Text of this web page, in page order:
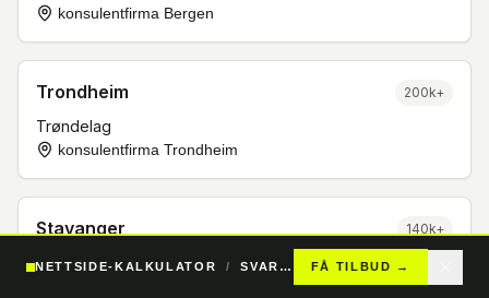
NETTSIDE-KALKULATOR / SVAR PÅ 24T FÅ TILBUD →
konsulentfirma Bergen
Trondheim 200k+
Trøndelag
konsulentfirma Trondheim
Stavanger 140k+
Rogaland